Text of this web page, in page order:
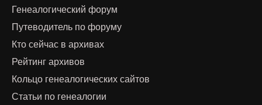
Генеалогический форум
Путеводитель по форуму
Кто сейчас в архивах
Рейтинг архивов
Кольцо генеалогических сайтов
Статьи по генеалогии